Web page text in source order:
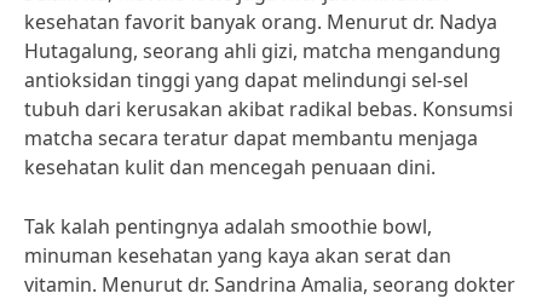
kesehatan favorit banyak orang. Menurut dr. Nadya
Hutagalung, seorang ahli gizi, matcha mengandung
antioksidan tinggi yang dapat melindungi sel-sel
tubuh dari kerusakan akibat radikal bebas. Konsumsi
matcha secara teratur dapat membantu menjaga
kesehatan kulit dan mencegah penuaan dini.
Tak kalah pentingnya adalah smoothie bowl,
minuman kesehatan yang kaya akan serat dan
vitamin. Menurut dr. Sandrina Amalia, seorang dokter